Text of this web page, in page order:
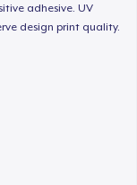
adhesive. UV
design print quality.